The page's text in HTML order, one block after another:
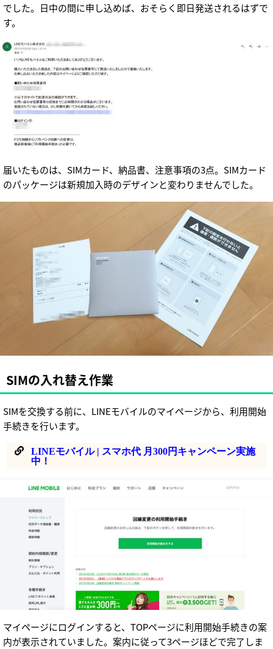
でした。日中の間に申し込めば、おそらく即日発送されるはずで
す。
届いたものは、SIMカード、納品書、注意事項の3点。SIMカード
のパッケージは新規加入時のデザインと変わりませんでした。
SIMの入れ替え作業
SIMを交換する前に、LINEモバイルのマイページから、利用開始
手続きを行います。
LINEモバイル | スマホ代 月300円キャンペーン実施
中！
マイページにログインすると、TOPページに利用開始手続きの案
内が表示されていました。案内に従って3ページほどで完了しま